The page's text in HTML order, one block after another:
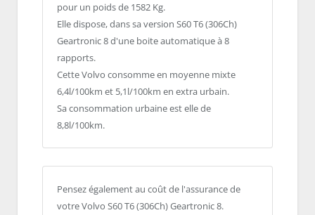
pour un poids de 1582 Kg.
Elle dispose, dans sa version S60 T6 (306Ch)
Geartronic 8 d'une boite automatique à 8
rapports.
Cette Volvo consomme en moyenne mixte
6,4l/100km et 5,1l/100km en extra urbain.
Sa consommation urbaine est elle de
8,8l/100km.
Pensez également au coût de l'assurance de
votre Volvo S60 T6 (306Ch) Geartronic 8.